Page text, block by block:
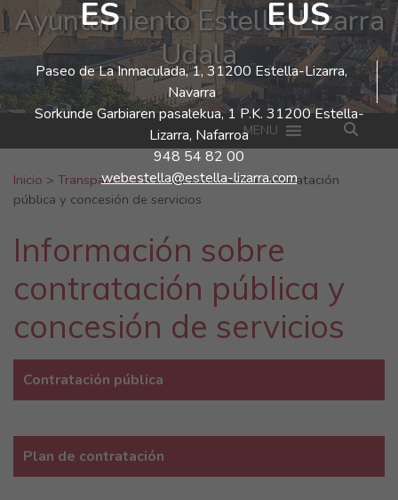
ES EUS
Paseo de La Inmaculada, 1, 31200 Estella-Lizarra,
Navarra
Sorkunde Garbiaren pasalekua, 1 P.K. 31200 Estella-
Lizarra, Nafarroa
948 54 82 00
webestella@estella-lizarra.com
Ayuntamiento Estella-Lizarra
Udala
MENU
Buscar:
Inicio > Transparencia>Información sobre contratación
pública y concesión de servicios
Información sobre
contratación pública y
concesión de servicios
Contratación pública
Plan de contratación